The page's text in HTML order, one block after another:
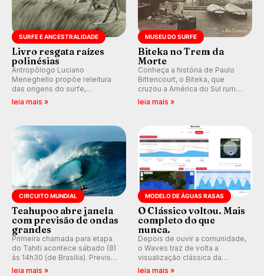
SURFE E ANCESTRALIDADE
Livro resgata raízes
polinésias
Antropólogo Luciano
Meneghello propõe releitura
das origens do surfe,
resgatando a cultura polinésia
prática em esporte e indústria.
leia mais »
MUSEU DO SURFE
Biteka no Trem da
Morte
Conheça a história de Paulo
Bittencourt, o Biteka, que
cruzou a América do Sul rumo
ao Pacífico em uma jornada
leia mais »
CIRCUITO MUNDIAL
Teahupoo abre janela
com previsão de ondas
grandes
Primeira chamada para etapa
do Tahiti acontece sábado (8)
às 14h30 (de Brasília). Previsão
indica swell consistente.
leia mais »
MODELO DE ÁGUAS RASAS
O Clássico voltou. Mais
completo do que
nunca.
Depois de ouvir a comunidade,
o Waves traz de volta a
visualização clássica da
previsão de águas rasas,
leia mais »